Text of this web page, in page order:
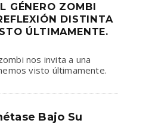
GÉNERO ZOMBI
DISTINTA
ÚLTIMAMENTE.
nos invita a una
visto últimamente.
Bajo Su